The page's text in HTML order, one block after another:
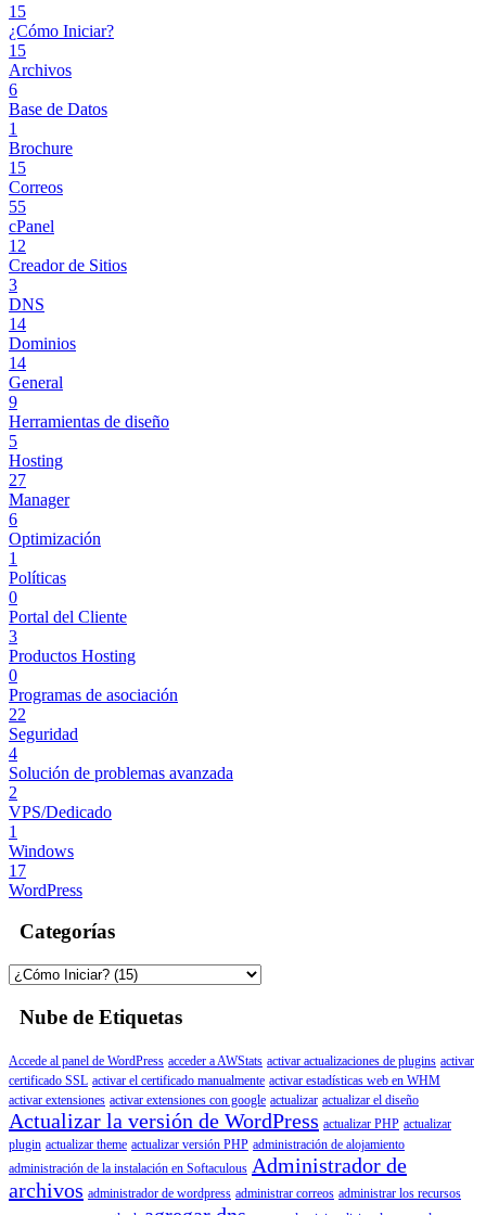
15
¿Cómo Iniciar?
15
Archivos
6
Base de Datos
1
Brochure
15
Correos
55
cPanel
12
Creador de Sitios
3
DNS
14
Dominios
14
General
9
Herramientas de diseño
5
Hosting
27
Manager
6
Optimización
1
Políticas
0
Portal del Cliente
3
Productos Hosting
0
Programas de asociación
22
Seguridad
4
Solución de problemas avanzada
2
VPS/Dedicado
1
Windows
17
WordPress
Categorías
Nube de Etiquetas
Accede al panel de WordPress acceder a AWStats activar actualizaciones de plugins activar
certificado SSL activar el certificado manualmente activar estadísticas web en WHM
activar extensiones activar extensiones con google actualizar actualizar el diseño
Actualizar la versión de WordPress actualizar PHP actualizar
plugin actualizar theme actualizar versión PHP administración de alojamiento
administración de la instalación en Softaculous Administrador de
archivos administrador de wordpress administrar correos administrar los recursos